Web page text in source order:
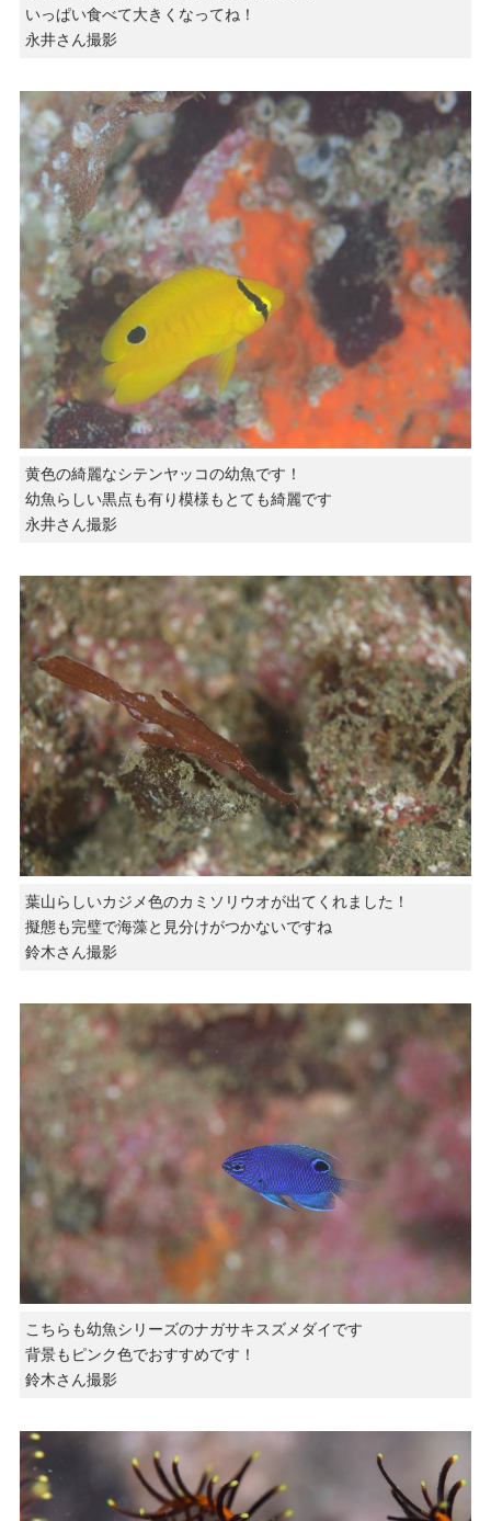
いっぱい食べて大きくなってね！
永井さん撮影
黄色の綺麗なシテンヤッコの幼魚です！
幼魚らしい黒点も有り模様もとても綺麗です
永井さん撮影
葉山らしいカジメ色のカミソリウオが出てくれました！
擬態も完璧で海藻と見分けがつかないですね
鈴木さん撮影
こちらも幼魚シリーズのナガサキスズメダイです
背景もピンク色でおすすめです！
鈴木さん撮影